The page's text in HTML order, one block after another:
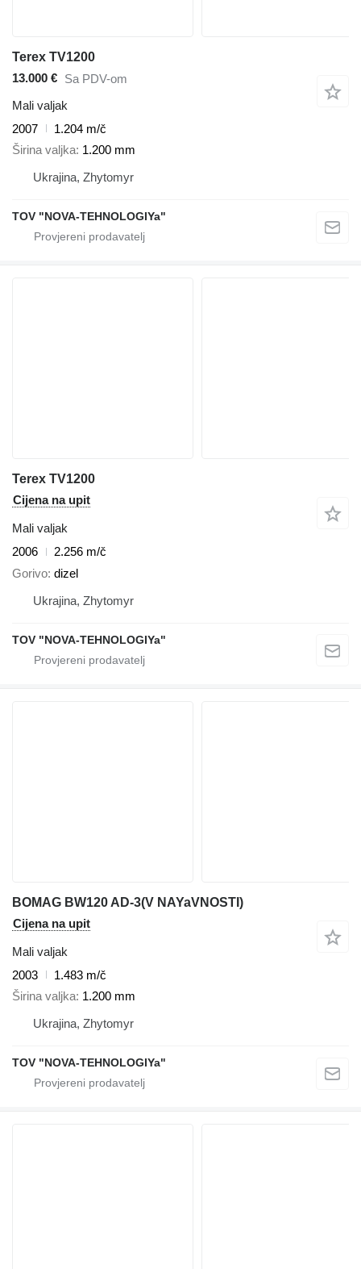
Terex TV1200
13.000 € Sa PDV-om
Mali valjak
2007
1.204 m/č
Širina valjka 1.200 mm
Ukrajina, Zhytomyr
TOV "NOVA-TEHNOLOGIYa"
Terex TV1200
Cijena na upit
Mali valjak
2006
2.256 m/č
Gorivo dizel
Ukrajina, Zhytomyr
TOV "NOVA-TEHNOLOGIYa"
BOMAG BW120 AD-3(V NAYaVNOSTI)
Cijena na upit
Mali valjak
2003
1.483 m/č
Širina valjka 1.200 mm
Ukrajina, Zhytomyr
TOV "NOVA-TEHNOLOGIYa"